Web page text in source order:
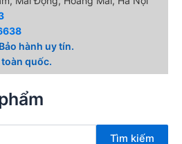
hành uy tín.
toàn quốc.
Tìm kiếm